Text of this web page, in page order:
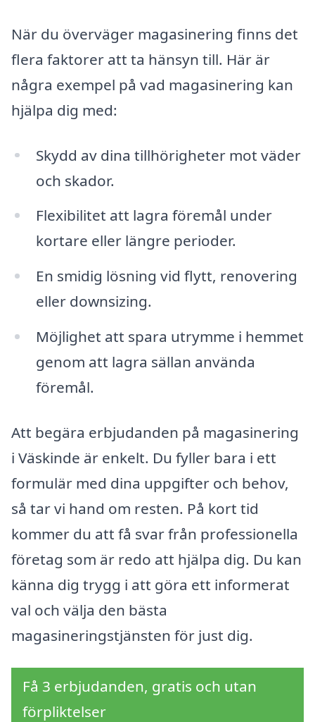
När du överväger magasinering finns det
flera faktorer att ta hänsyn till. Här är
några exempel på vad magasinering kan
hjälpa dig med:
Skydd av dina tillhörigheter mot väder
och skador.
Flexibilitet att lagra föremål under
kortare eller längre perioder.
En smidig lösning vid flytt, renovering
eller downsizing.
Möjlighet att spara utrymme i hemmet
genom att lagra sällan använda
föremål.
Att begära erbjudanden på magasinering
i Väskinde är enkelt. Du fyller bara i ett
formulär med dina uppgifter och behov,
så tar vi hand om resten. På kort tid
kommer du att få svar från professionella
företag som är redo att hjälpa dig. Du kan
känna dig trygg i att göra ett informerat
val och välja den bästa
magasineringstjänsten för just dig.
Få 3 erbjudanden, gratis och utan
förpliktelser